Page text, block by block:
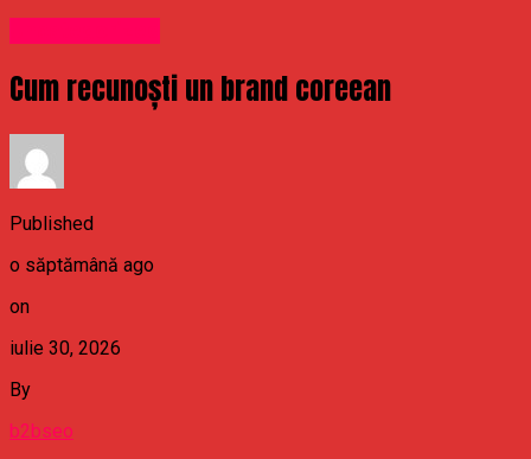
Cum recunoști un brand coreean
Published
o săptămână ago
on
iulie 30, 2026
By
b2bseo